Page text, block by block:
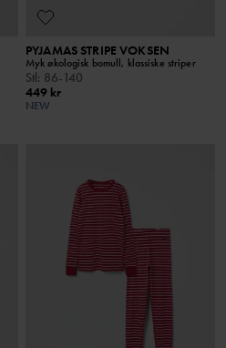
PYJAMAS STRIPE VOKSEN
Myk økologisk bomull, klassiske striper
Stl: 86-140
449 kr
NEW